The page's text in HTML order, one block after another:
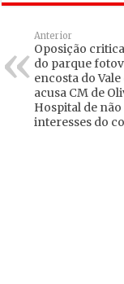
Anterior
Oposição
do parque
encosta do Vale
acusa CM de
Hospital de
interesses do